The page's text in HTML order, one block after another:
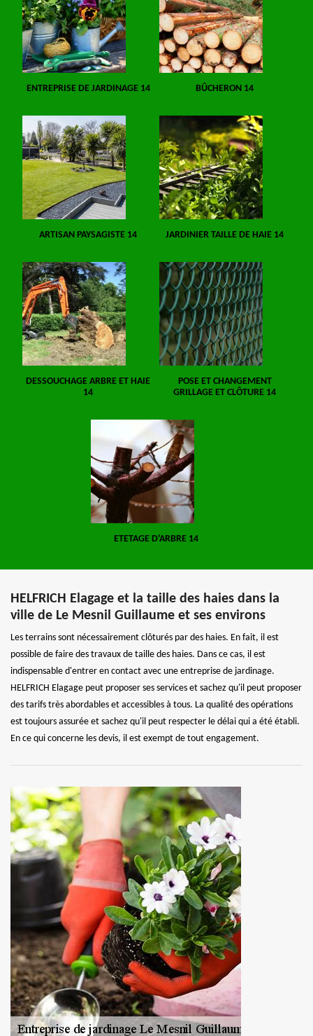
ENTREPRISE DE JARDINAGE 14 BÛCHERON 14
ARTISAN PAYSAGISTE 14 JARDINIER TAILLE DE HAIE 14
DESSOUCHAGE ARBRE ET HAIE
14
POSE ET CHANGEMENT
GRILLAGE ET CLÔTURE 14
ETETAGE D'ARBRE 14
HELFRICH Elagage et la taille des haies dans la
ville de Le Mesnil Guillaume et ses environs
Les terrains sont nécessairement clôturés par des haies. En fait, il est
possible de faire des travaux de taille des haies. Dans ce cas, il est
indispensable d'entrer en contact avec une entreprise de jardinage.
HELFRICH Elagage peut proposer ses services et sachez qu'il peut proposer
des tarifs très abordables et accessibles à tous. La qualité des opérations
est toujours assurée et sachez qu'il peut respecter le délai qui a été établi.
En ce qui concerne les devis, il est exempt de tout engagement.